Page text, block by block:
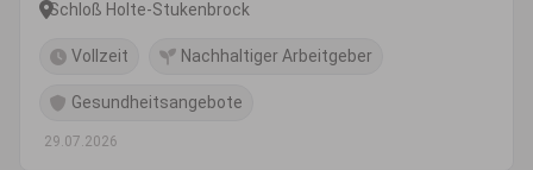
Schloß Holte-Stukenbrock
Vollzeit Nachhaltiger Arbeitgeber
Gesundheitsangebote
29.07.2026